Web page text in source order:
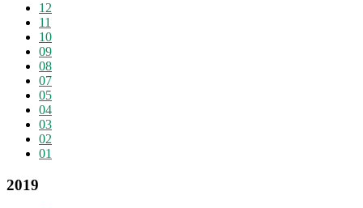
12
11
10
09
08
07
05
04
03
02
01
2019